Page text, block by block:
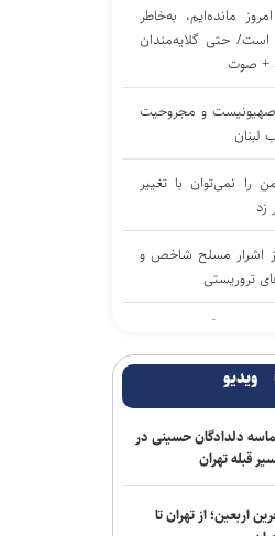
مانده‌ایم، به‌خاطر
است/ حتی گلایه‌مندان
+ صوت
صهیونیست و مجروحیت
را نمی‌توان با تغییر
زد
۸ نفر از اشرار مسلح شاخص و
تروریستی
درباره تنگه هرمز ادامه
در مرحله تدوین نهایی
مصر، ترکیه، پاکستان
تحولات منطقه
ویدیو
دلدادگان حسینی در
قبله تهران
اربعین؛ از تهران تا